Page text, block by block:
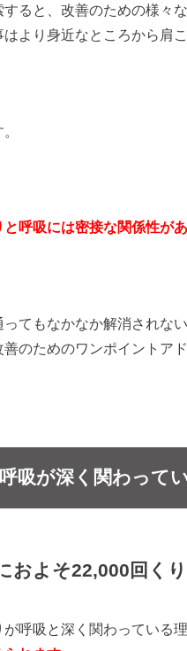
ると、改善のための様々
より身近なところから肩
呼吸には密接な関係性があ
てもなかなか解消されな
のためのワンポイントア
吸が深く関わって
およそ22,000回く
呼吸と深く関わっている理